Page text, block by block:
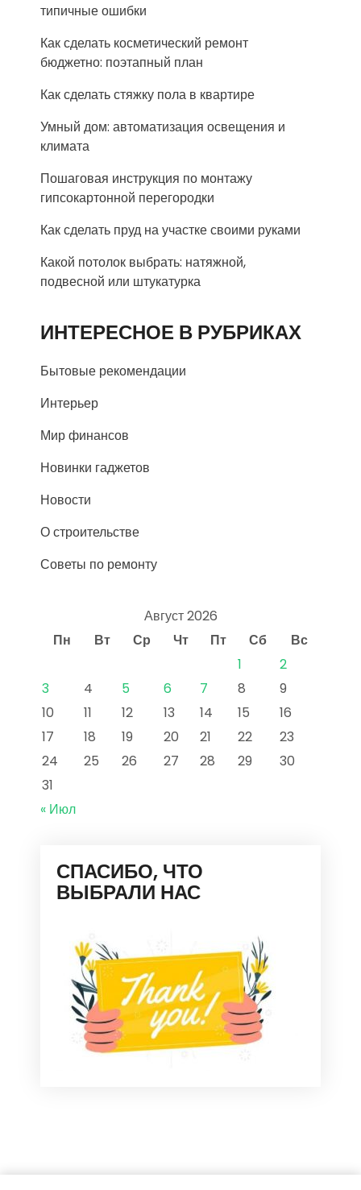
типичные ошибки
Как сделать косметический ремонт
бюджетно: поэтапный план
Как сделать стяжку пола в квартире
Умный дом: автоматизация освещения и
климата
Пошаговая инструкция по монтажу
гипсокартонной перегородки
Как сделать пруд на участке своими руками
Какой потолок выбрать: натяжной,
подвесной или штукатурка
ИНТЕРЕСНОЕ В РУБРИКАХ
Бытовые рекомендации
Интерьер
Мир финансов
Новинки гаджетов
Новости
О строительстве
Советы по ремонту
Август 2026
Пн
Вт Ср Чт Пт Сб
Вс
1
2
3
4 5 6 7 8
9
10
11 12 13 14 15
16
17
18 19 20 21 22
23
24
25 26 27 28 29
30
31
« Июл
СПАСИБО, ЧТО
ВЫБРАЛИ НАС